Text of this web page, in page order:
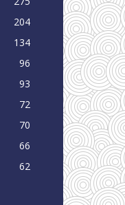
204
134
96
93
72
70
66
62